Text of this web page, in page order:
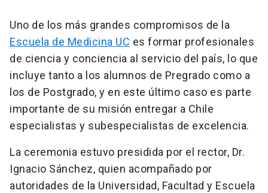
Uno de los más grandes compromisos de la
Escuela de Medicina UC es formar profesionales
de ciencia y conciencia al servicio del país, lo que
incluye tanto a los alumnos de Pregrado como a
los de Postgrado, y en este último caso es parte
importante de su misión entregar a Chile
especialistas y subespecialistas de excelencia.
La ceremonia estuvo presidida por el rector, Dr.
Ignacio Sánchez, quien acompañado por
autoridades de la Universidad, Facultad y Escuela